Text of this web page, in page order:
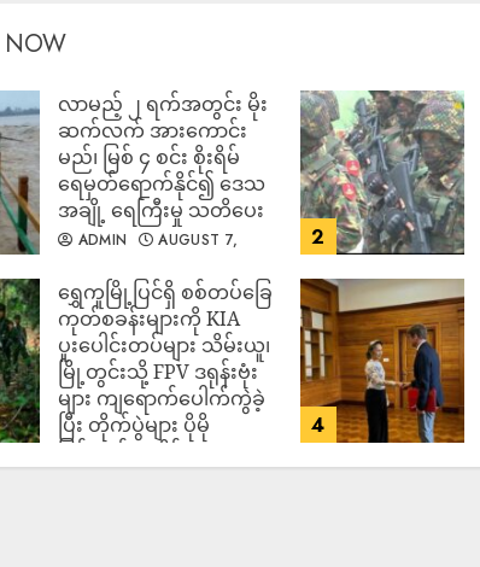
NOW
လာမည့် ၂ ရက်အတွင်း မိုး
ဆက်လက် အားကောင်း
မည်၊ မြစ် ၄ စင်း စိုးရိမ်
ရေမှတ်ရောက်နိုင်၍ ဒေသ
အချို့ ရေကြီးမှု သတိပေး
ADMIN
AUGUST 7,
2
‎ရွှေကူမြို့ပြင်ရှိ စစ်တပ်ခြေ
ကုတ်စခန်းများကို KIA
ပူးပေါင်းတပ်များ သိမ်းယူ၊
မြို့တွင်းသို့ FPV ဒရုန်းဗုံး
များ ကျရောက်ပေါက်ကွဲခဲ့
ပြီး တိုက်ပွဲများ ပိုမို
ပြင်းထန်လာနိုင်
4